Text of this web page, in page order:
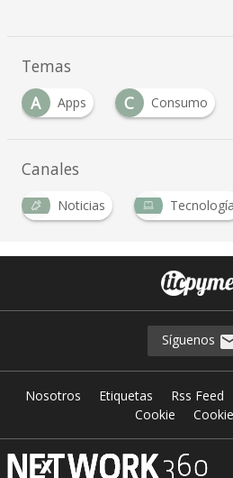
Temas
A
Apps C Consumo
Canales
Noticias Tecnología
Síguenos
Nosotros Etiquetas Rss Feed
Cookie